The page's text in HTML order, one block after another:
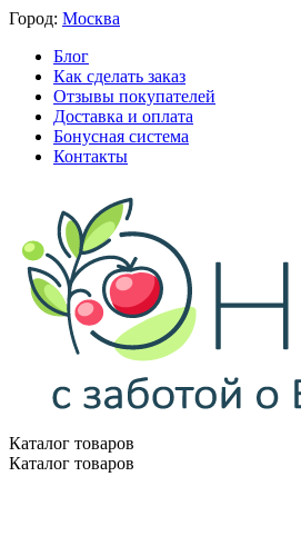
Город: Москва
Блог
Как сделать заказ
Отзывы покупателей
Доставка и оплата
Бонусная система
Контакты
Каталог товаров
Каталог товаров